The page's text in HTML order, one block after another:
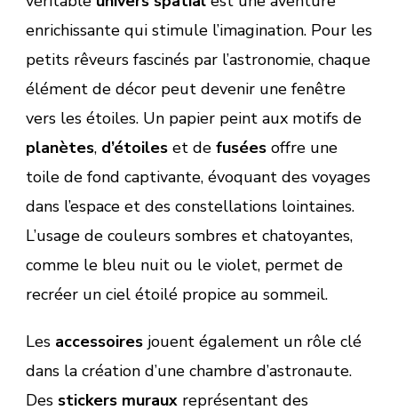
enrichissante qui stimule l’imagination. Pour les
petits rêveurs fascinés par l’astronomie, chaque
élément de décor peut devenir une fenêtre
vers les étoiles. Un papier peint aux motifs de
planètes, d’étoiles et de fusées offre une
toile de fond captivante, évoquant des voyages
dans l’espace et des constellations lointaines.
L’usage de couleurs sombres et chatoyantes,
comme le bleu nuit ou le violet, permet de
recréer un ciel étoilé propice au sommeil.
Les accessoires jouent également un rôle clé
dans la création d’une chambre d’astronaute.
Des stickers muraux représentant des